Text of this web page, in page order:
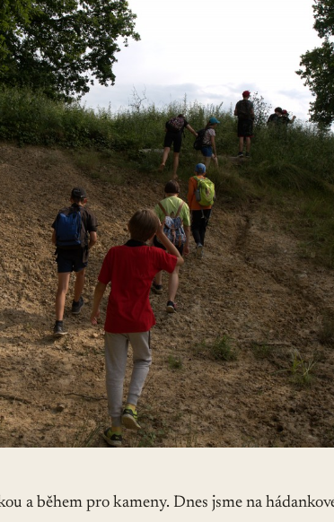
a během pro kameny. Dnes jsme na